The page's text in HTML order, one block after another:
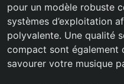
pour un modèle robuste
systèmes d’exploitation
polyvalente. Une qualité
compact sont également
savourer votre musique